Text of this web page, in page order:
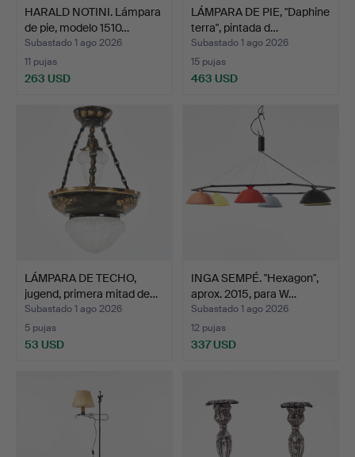
HARALD NOTINI. Lámpara
de pie, modelo 1510…
Subastado 1 ago 2026
11 pujas
263 USD
LÁMPARA DE PIE, "Daphine
terra", pintada d…
Subastado 1 ago 2026
15 pujas
463 USD
LÁMPARA DE TECHO,
jugend, primera mitad de…
Subastado 1 ago 2026
5 pujas
53 USD
INGA SEMPÉ. "Hexagon",
aprox. 2015, para W…
Subastado 1 ago 2026
12 pujas
337 USD